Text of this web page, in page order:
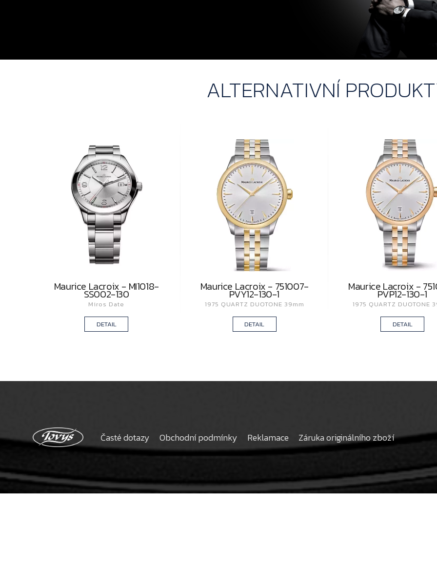
ALTERNATIVNÍ
Maurice Lacroix - MI1018-
SS002-130
Miros Date
DETAIL
Maurice Lacroix - 751007-
PVY12-130-1
1975 QUARTZ DUOTONE 39mm
DETAIL
Maurice Lacroix -
PVP12-130-1
1975 QUARTZ DUOTONE
DETAIL
Časté dotazy Obchodní podmínky Reklamace Záruka originálního zboží